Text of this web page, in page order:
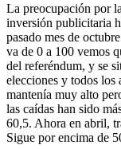
La preocupación por
inversión publicitaria
pasado mes de
va de 0 a 100 vemos
del referéndum, y se
elecciones y todos los
mantenía muy alto
las caídas han sido
60,5. Ahora en abril,
Sigue por encima de